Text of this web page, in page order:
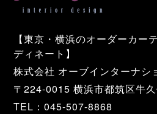
【東京・横浜のオーダーカー
ディネート】
株式会社 オーブインターナシ
〒224-0015 横浜市都筑区牛
TEL：045-507-8868